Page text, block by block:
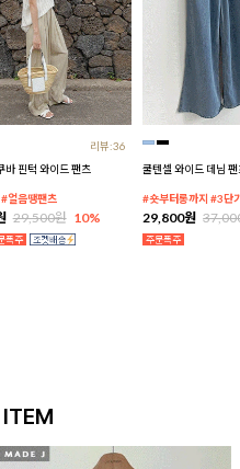
리뷰:36
핀턱 와이드 팬츠
얼음땡팬츠
29,500원 10%
쿨텐셀 와이드 데님 팬
#숏부터롱까지 #3단
29,800원